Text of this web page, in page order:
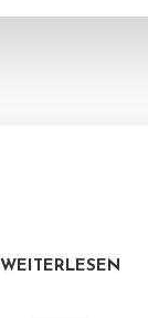
WEITERLESEN